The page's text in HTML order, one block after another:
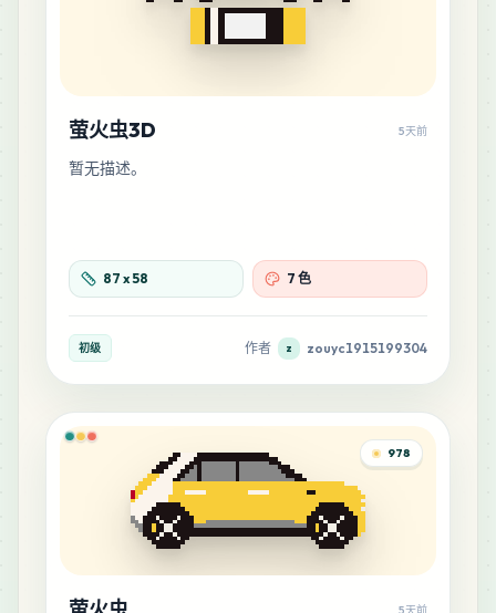
萤火虫3D 5天前
暂无描述。
87 x58 7 色
初级 作者 z zouyc1915199304
978